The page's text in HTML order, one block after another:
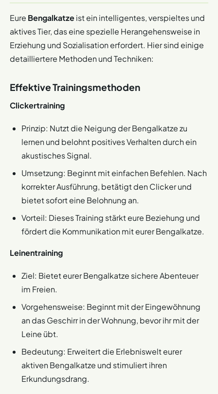
Eure Bengalkatzeist ein intelligentes, verspieltes und
aktives Tier, das eine spezielle Herangehensweise in
Erziehung und Sozialisation erfordert. Hier sind einige
detailliertere Methoden und Techniken:
Effektive Trainingsmethoden
Clickertraining
Prinzip: Nutzt die Neigung der Bengalkatze zu
lernen und belohnt positives Verhalten durch ein
akustisches Signal.
Umsetzung: Beginnt mit einfachen Befehlen. Nach
korrekter Ausführung, betätigt den Clicker und
bietet sofort eine Belohnung an.
Vorteil: Dieses Training stärkt eure Beziehung und
fördert die Kommunikation mit eurer Bengalkatze.
Leinentraining
Ziel: Bietet eurer Bengalkatze sichere Abenteuer
im Freien.
Vorgehensweise: Beginnt mit der Eingewöhnung
an das Geschirr in der Wohnung, bevor ihr mit der
Leine übt.
Bedeutung: Erweitert die Erlebniswelt eurer
aktiven Bengalkatze und stimuliert ihren
Erkundungsdrang.